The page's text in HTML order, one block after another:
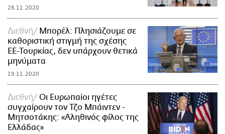
28.11.2020
Διεθνή
Μπορέλ: Πλησιάζουμε σε
καθοριστική στιγμή της σχέσης
ΕΕ-Τουρκίας, δεν υπάρχουν θετικά
μηνύματα
19.11.2020
Διεθνή
Οι Ευρωπαίοι ηγέτες
συγχαίρουν τον Τζο Μπάιντεν -
Μητσοτάκης: «Αληθινός φίλος της
Ελλάδας»